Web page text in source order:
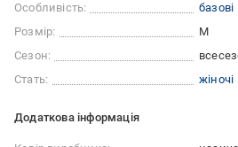
Особливість:
базові
Розмір:
M
Сезон:
Стать:
жіночі
Додаткова інформація